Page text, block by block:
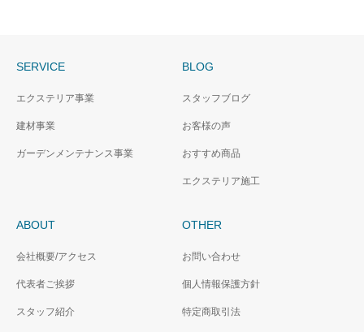
SERVICE
エクステリア事業
建材事業
ガーデンメンテナンス事業
BLOG
スタッフブログ
お客様の声
おすすめ商品
エクステリア施工
ABOUT
会社概要/アクセス
代表者ご挨拶
スタッフ紹介
OTHER
お問い合わせ
個人情報保護方針
特定商取引法